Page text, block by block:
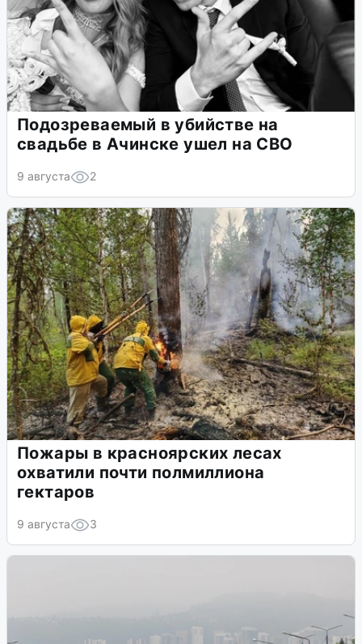
Подозреваемый в убийстве на
свадьбе в Ачинске ушел на СВО
9 августа 2
Пожары в красноярских лесах
охватили почти полмиллиона
гектаров
9 августа 3